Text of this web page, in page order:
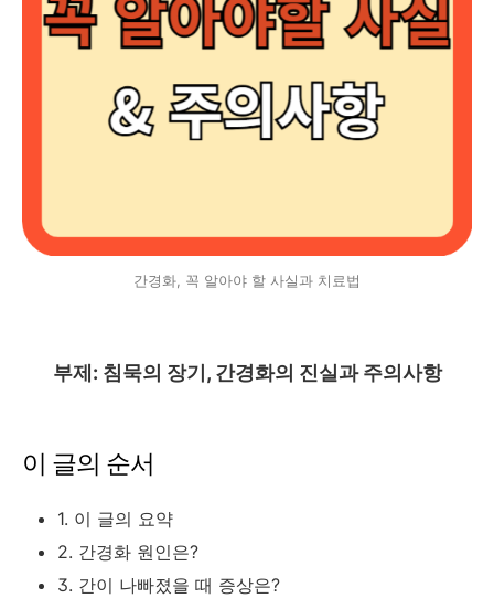
간경화, 꼭 알아야 할 사실과 치료법
부제: 침묵의 장기, 간경화의 진실과 주의사항
이 글의 순서
1. 이 글의 요약
2. 간경화 원인은?
3. 간이 나빠졌을 때 증상은?